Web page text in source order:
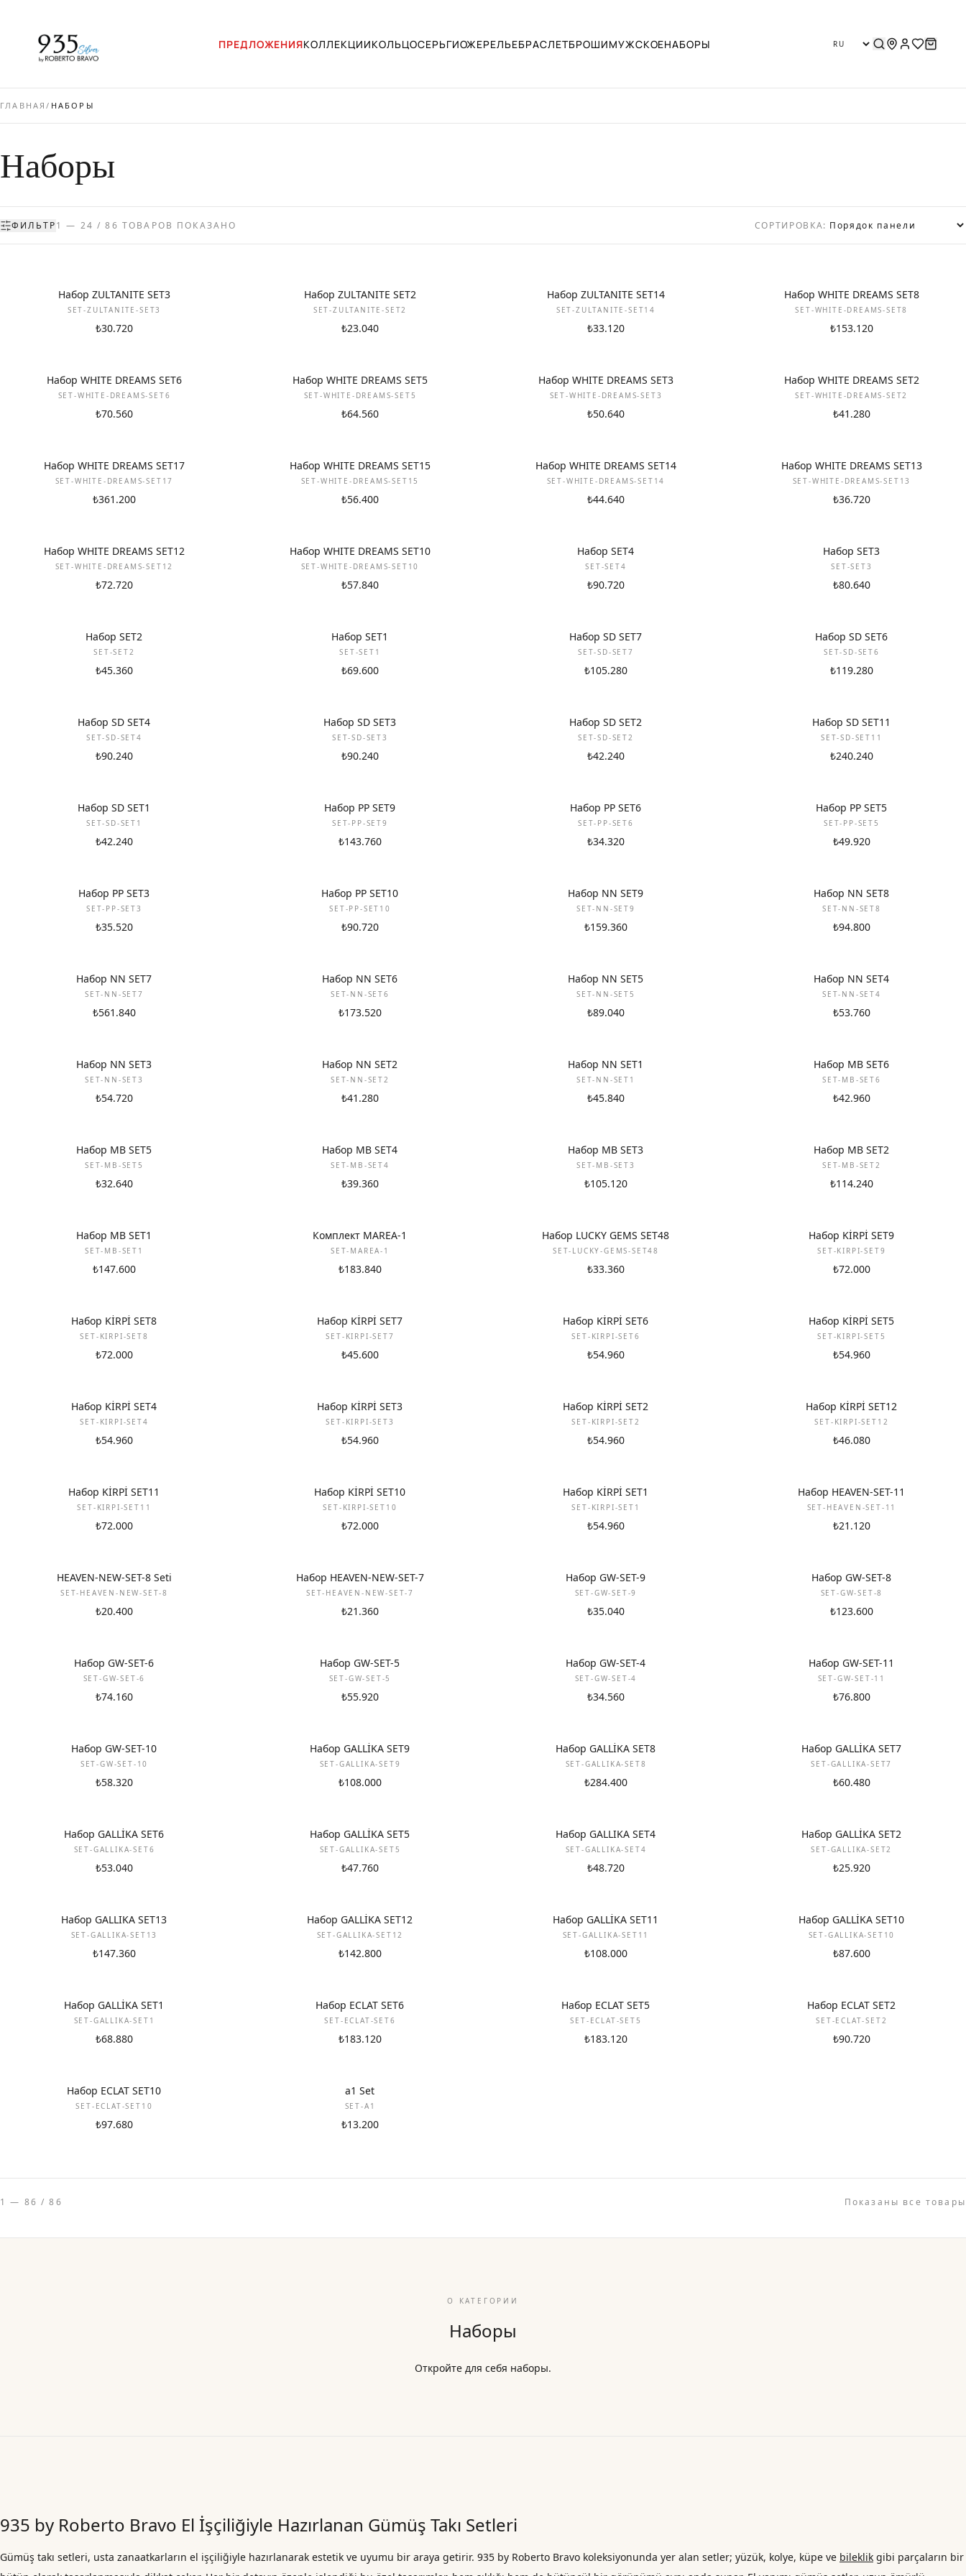
ПРЕДЛОЖЕНИЯКОЛЛЕКЦИИКОЛЬЦОСЕРЬГИОЖЕРЕЛЬЕБРАСЛЕТБРОШИМУЖСКОЕНАБОРЫ
ГЛАВНАЯ/ НАБОРЫ
Наборы
ФИЛЬТР1 — 24 / 86 ТОВАРОВ ПОКАЗАНО СОРТИРОВКА:
НОВИНКАНабор ZULTANITE SET3
SET-ZULTANITE-SET3
₺30.720
НОВИНКАНабор ZULTANITE SET2
SET-ZULTANITE-SET2
₺23.040
НОВИНКАНабор ZULTANITE SET14
SET-ZULTANITE-SET14
₺33.120
НОВИНКАНабор WHITE DREAMS SET8
SET-WHITE-DREAMS-SET8
₺153.120
НОВИНКАНабор WHITE DREAMS SET6
SET-WHITE-DREAMS-SET6
₺70.560
НОВИНКАНабор WHITE DREAMS SET5
SET-WHITE-DREAMS-SET5
₺64.560
НОВИНКАНабор WHITE DREAMS SET3
SET-WHITE-DREAMS-SET3
₺50.640
НОВИНКАНабор WHITE DREAMS SET2
SET-WHITE-DREAMS-SET2
₺41.280
НОВИНКАНабор WHITE DREAMS SET17
SET-WHITE-DREAMS-SET17
₺361.200
НОВИНКАНабор WHITE DREAMS SET15
SET-WHITE-DREAMS-SET15
₺56.400
НОВИНКАНабор WHITE DREAMS SET14
SET-WHITE-DREAMS-SET14
₺44.640
НОВИНКАНабор WHITE DREAMS SET13
SET-WHITE-DREAMS-SET13
₺36.720
НОВИНКАНабор WHITE DREAMS SET12
SET-WHITE-DREAMS-SET12
₺72.720
НОВИНКАНабор WHITE DREAMS SET10
SET-WHITE-DREAMS-SET10
₺57.840
Набор SET4
SET-SET4
₺90.720
Набор SET3
SET-SET3
₺80.640
Набор SET2
SET-SET2
₺45.360
Набор SET1
SET-SET1
₺69.600
Набор SD SET7
SET-SD-SET7
₺105.280
Набор SD SET6
SET-SD-SET6
₺119.280
Набор SD SET4
SET-SD-SET4
₺90.240
Набор SD SET3
SET-SD-SET3
₺90.240
Набор SD SET2
SET-SD-SET2
₺42.240
Набор SD SET11
SET-SD-SET11
₺240.240
Набор SD SET1
SET-SD-SET1
₺42.240
Набор PP SET9
SET-PP-SET9
₺143.760
Набор PP SET6
SET-PP-SET6
₺34.320
Набор PP SET5
SET-PP-SET5
₺49.920
Набор PP SET3
SET-PP-SET3
₺35.520
Набор PP SET10
SET-PP-SET10
₺90.720
Набор NN SET9
SET-NN-SET9
₺159.360
Набор NN SET8
SET-NN-SET8
₺94.800
Набор NN SET7
SET-NN-SET7
₺561.840
Набор NN SET6
SET-NN-SET6
₺173.520
Набор NN SET5
SET-NN-SET5
₺89.040
Набор NN SET4
SET-NN-SET4
₺53.760
Набор NN SET3
SET-NN-SET3
₺54.720
Набор NN SET2
SET-NN-SET2
₺41.280
Набор NN SET1
SET-NN-SET1
₺45.840
Набор MB SET6
SET-MB-SET6
₺42.960
Набор MB SET5
SET-MB-SET5
₺32.640
Набор MB SET4
SET-MB-SET4
₺39.360
Набор MB SET3
SET-MB-SET3
₺105.120
Набор MB SET2
SET-MB-SET2
₺114.240
Набор MB SET1
SET-MB-SET1
₺147.600
Комплект MAREA-1
SET-MAREA-1
₺183.840
НОВИНКАНабор LUCKY GEMS SET48
SET-LUCKY-GEMS-SET48
₺33.360
Набор KİRPİ SET9
SET-KIRPI-SET9
₺72.000
Набор KİRPİ SET8
SET-KIRPI-SET8
₺72.000
Набор KİRPİ SET7
SET-KIRPI-SET7
₺45.600
Набор KİRPİ SET6
SET-KIRPI-SET6
₺54.960
Набор KİRPİ SET5
SET-KIRPI-SET5
₺54.960
Набор KİRPİ SET4
SET-KIRPI-SET4
₺54.960
Набор KİRPİ SET3
SET-KIRPI-SET3
₺54.960
Набор KİRPİ SET2
SET-KIRPI-SET2
₺54.960
Набор KİRPİ SET12
SET-KIRPI-SET12
₺46.080
Набор KİRPİ SET11
SET-KIRPI-SET11
₺72.000
Набор KİRPİ SET10
SET-KIRPI-SET10
₺72.000
Набор KİRPİ SET1
SET-KIRPI-SET1
₺54.960
НОВИНКАНабор HEAVEN-SET-11
SET-HEAVEN-SET-11
₺21.120
НОВИНКАHEAVEN-NEW-SET-8 Seti
SET-HEAVEN-NEW-SET-8
₺20.400
НОВИНКАНабор HEAVEN-NEW-SET-7
SET-HEAVEN-NEW-SET-7
₺21.360
Набор GW-SET-9
SET-GW-SET-9
₺35.040
Набор GW-SET-8
SET-GW-SET-8
₺123.600
Набор GW-SET-6
SET-GW-SET-6
₺74.160
Набор GW-SET-5
SET-GW-SET-5
₺55.920
Набор GW-SET-4
SET-GW-SET-4
₺34.560
Набор GW-SET-11
SET-GW-SET-11
₺76.800
Набор GW-SET-10
SET-GW-SET-10
₺58.320
Набор GALLİKA SET9
SET-GALLIKA-SET9
₺108.000
Набор GALLİKA SET8
SET-GALLIKA-SET8
₺284.400
Набор GALLİKA SET7
SET-GALLIKA-SET7
₺60.480
Набор GALLİKA SET6
SET-GALLIKA-SET6
₺53.040
Набор GALLİKA SET5
SET-GALLIKA-SET5
₺47.760
Набор GALLIKA SET4
SET-GALLIKA-SET4
₺48.720
Набор GALLİKA SET2
SET-GALLIKA-SET2
₺25.920
НОВИНКАНабор GALLIKA SET13
SET-GALLIKA-SET13
₺147.360
НОВИНКАНабор GALLİKA SET12
SET-GALLIKA-SET12
₺142.800
НОВИНКАНабор GALLİKA SET11
SET-GALLIKA-SET11
₺108.000
НОВИНКАНабор GALLİKA SET10
SET-GALLIKA-SET10
₺87.600
Набор GALLİKA SET1
SET-GALLIKA-SET1
₺68.880
Набор ECLAT SET6
SET-ECLAT-SET6
₺183.120
Набор ECLAT SET5
SET-ECLAT-SET5
₺183.120
Набор ECLAT SET2
SET-ECLAT-SET2
₺90.720
Набор ECLAT SET10
SET-ECLAT-SET10
₺97.680
a1 Set
SET-A1
₺13.200
1 — 86 / 86 Показаны все товары
О КАТЕГОРИИ
Наборы
Откройте для себя наборы.
935 by Roberto Bravo El İşçiliğiyle Hazırlanan Gümüş Takı Setleri
Gümüş takı setleri, usta zanaatkarların el işçiliğiyle hazırlanarak estetik ve uyumu bir araya getirir. 935 by Roberto Bravo koleksiyonunda yer alan setler; yüzük, kolye, küpe ve bileklik gibi parçaların bir